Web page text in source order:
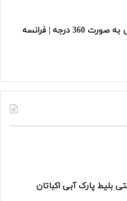
درجه | فرانسه
بلیط پارک آبی اکباتان